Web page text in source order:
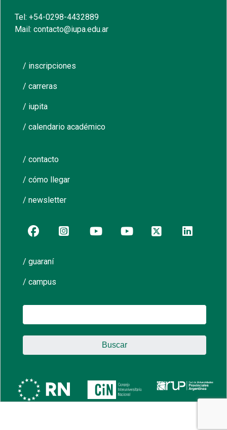
Tel: +54-0298-4432889
Mail: contacto@iupa.edu.ar
/ inscripciones
/ carreras
/ iupita
/ calendario académico
/ contacto
/ cómo llegar
/ newsletter
/ guaraní
/ campus
Buscar: